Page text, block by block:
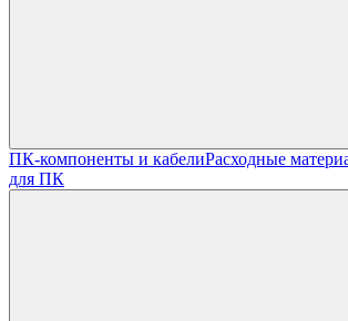
ПК-компоненты и кабелиРасходные
для ПК